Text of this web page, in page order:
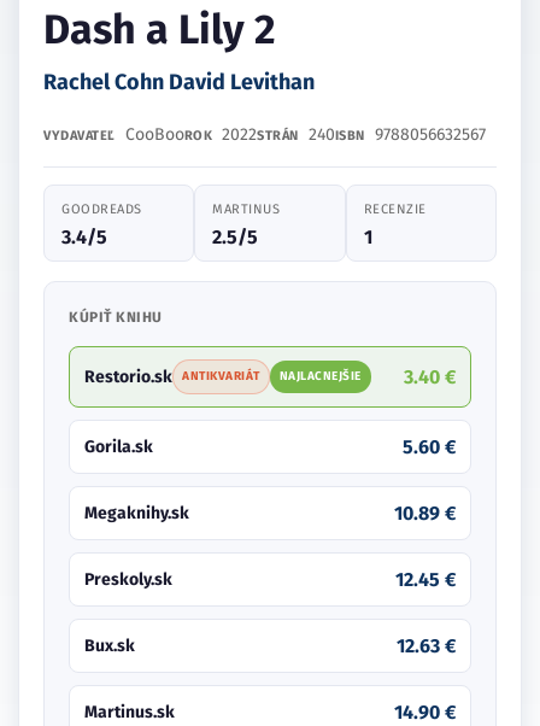
Dash a Lily 2
Rachel Cohn David Levithan
VYDAVATEĽ CooBooROK 2022STRÁN 240ISBN 9788056632567
GOODREADS
3.4/5
MARTINUS
2.5/5
RECENZIE
1
KÚPIŤ KNIHU
Restorio.sk ANTIKVARIÁT NAJLACNEJŠIE 3.40 €
Gorila.sk 5.60 €
Megaknihy.sk 10.89 €
Preskoly.sk 12.45 €
Bux.sk 12.63 €
Martinus.sk 14.90 €